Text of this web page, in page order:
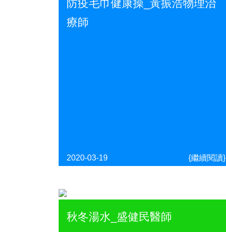
防疫毛巾健康操_黃振浩物理治
療師
2020-03-19 {繼續閱讀}
秋冬湯水_盛健民醫師